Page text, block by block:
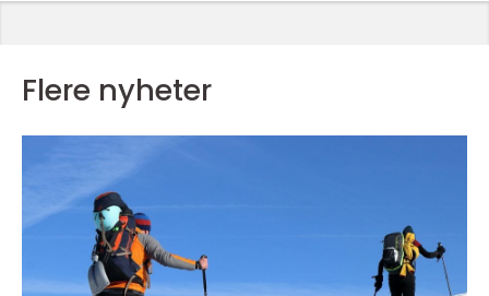
Flere nyheter